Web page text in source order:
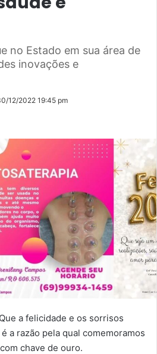
no Estado em sua área de
inovações e
12/2022 19:45 pm
a felicidade e os sorrisos
a razão pela qual comemoramos
chave de ouro.